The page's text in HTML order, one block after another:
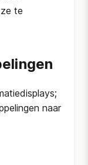
te
naar